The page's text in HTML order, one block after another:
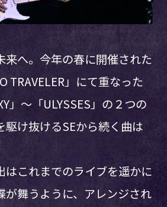
来へ。今年の春に開催された
TRAVELER」にて重なった
」〜「ULYSSES」の２つの
駆け抜けるSEから続く曲は
はこれまでのライブを遥かに
が舞うように、アレンジされ